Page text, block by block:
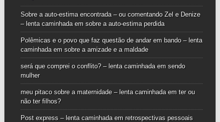
Sobre a auto-estima encontrada – ou comentando Zel e Denize
– lenta caminhadaem sobre a auto-estima perdida
Polêmicas e o povo que faz questão de andar em bando – lenta
caminhadaem sobre a amizade e a maldade
será que comprei o conflito? – lenta caminhadaem sendo
mulher
meu pitaco sobre a maternidade – lenta caminhadaem ter ou
não ter filhos?
Post express – lenta caminhadaem retrospectivas pessoais